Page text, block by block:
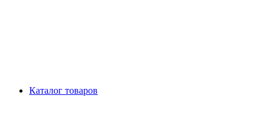
Каталог товаров